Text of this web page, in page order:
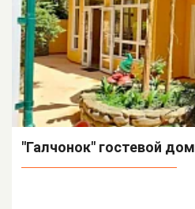
"Галчонок" гостевой дом